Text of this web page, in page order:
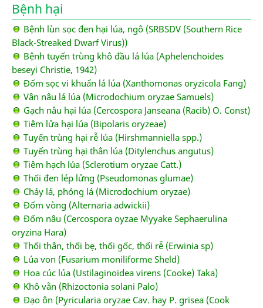
Bệnh hại
Bệnh lùn sọc đen hại lúa, ngô (SRBSDV (Southern Rice
Black-Streaked Dwarf Virus))
Bệnh tuyến trùng khô đầu lá lúa (Aphelenchoides
beseyi Christie, 1942)
Đốm sọc vi khuẩn lá lúa (Xanthomonas oryzicola Fang)
Vân nâu lá lúa (Microdochium oryzae Samuels)
Gạch nâu hại lúa (Cercospora Janseana (Racib) O. Const)
Tiêm lửa hại lúa (Bipolaris oryzeae)
Tuyến trùng hại rễ lúa (Hirshmanniella spp.)
Tuyến trùng hại thân lúa (Ditylenchus angutus)
Tiêm hạch lúa (Sclerotium oryzae Catt.)
Thối đen lép lửng (Pseudomonas glumae)
Cháy lá, phỏng lá (Microdochium oryzae)
Đốm vòng (Alternaria adwickii)
Đốm nâu (Cercospora oyzae Myyake Sephaerulina
oryzina Hara)
Thối thân, thối bẹ, thối gốc, thối rễ (Erwinia sp)
Lúa von (Fusarium moniliforme Sheld)
Hoa cúc lúa (Ustilaginoidea virens (Cooke) Taka)
Khô vằn (Rhizoctonia solani Palo)
Đạo ôn (Pyricularia oryzae Cav. hay P. grisea (Cook